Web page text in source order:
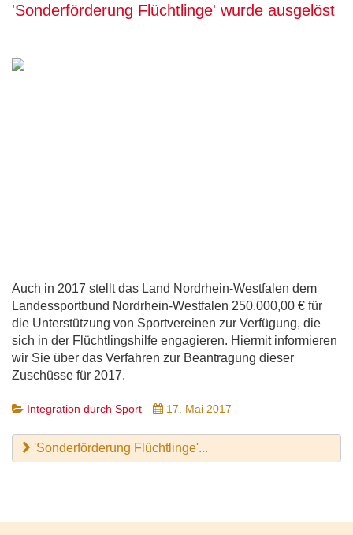
'Sonderförderung Flüchtlinge' wurde ausgelöst
Auch in 2017 stellt das Land Nordrhein-Westfalen dem
Landessportbund Nordrhein-Westfalen 250.000,00 € für
die Unterstützung von Sportvereinen zur Verfügung, die
sich in der Flüchtlingshilfe engagieren. Hiermit informieren
wir Sie über das Verfahren zur Beantragung dieser
Zuschüsse für 2017.
Integration durch Sport 17. Mai 2017
'Sonderförderung Flüchtlinge'...